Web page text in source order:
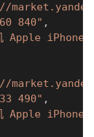
840" ,
Apple iPhone
490" ,
Apple iPhone